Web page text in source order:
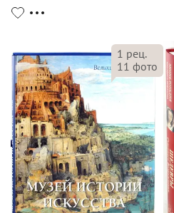
1 рец.
11 фото